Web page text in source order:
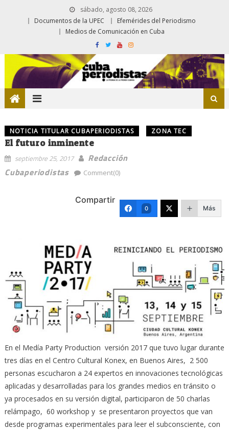
sábado, agosto 08, 2026
Documentos de la UPEC
Efemérides del Periodismo
Medios de Comunicación en Cuba
NOTICIA TITULAR CUBAPERIODISTAS ZONA TEC
El futuro inminente
septiembre 25, 2017
Redacción
Cubaperiodistas
Comment(0)
Compartir
0 Más
En el Medía Party Production versión 2017 que tuvo lugar durante
tres días en el Centro Cultural Konex, en Buenos Aires, 2 500
personas escucharon a 24 expertos en innovaciones tecnológicas
aplicadas y desarrolladas para los grandes medios en tránsito o
ya procesados en su versión digital, participaron de 50 charlas
relámpago, 60 workshop y se presentaron proyectos que van
desde programas experimentales para leer el subconsciente, con